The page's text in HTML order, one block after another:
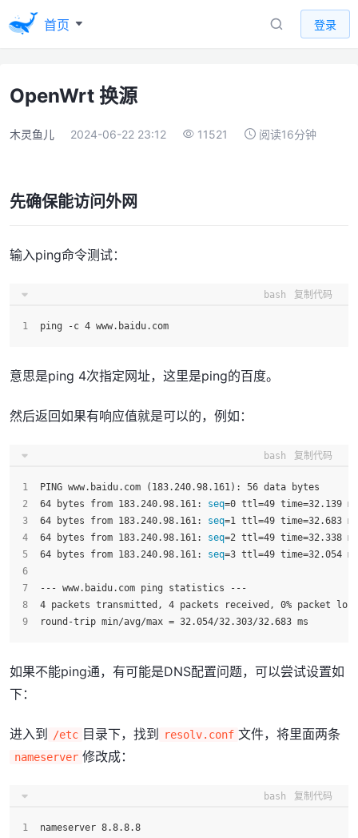
首页 登录
OpenWrt 换源
木灵鱼儿 2024-06-22 23:12 11521 阅读16分钟
先确保能访问外网
输入ping命令测试：
bash 复制代码
ping -c 4 www.baidu.com
意思是ping 4次指定网址，这里是ping的百度。
然后返回如果有响应值就是可以的，例如：
bash 复制代码
PING www.baidu.com (183.240.98.161): 56 data bytes
64 bytes from 183.240.98.161: seq=0 ttl=49 time=32.139 ms
64 bytes from 183.240.98.161: seq=1 ttl=49 time=32.683 ms
64 bytes from 183.240.98.161: seq=2 ttl=49 time=32.338 ms
64 bytes from 183.240.98.161: seq=3 ttl=49 time=32.054 ms
--- www.baidu.com ping statistics ---
4 packets transmitted, 4 packets received, 0% packet loss
round-trip min/avg/max = 32.054/32.303/32.683 ms
如果不能ping通，有可能是DNS配置问题，可以尝试设置如
下：
进入到 /etc 目录下，找到 resolv.conf 文件，将里面两条
nameserver 修改成：
bash 复制代码
nameserver 8.8.8.8